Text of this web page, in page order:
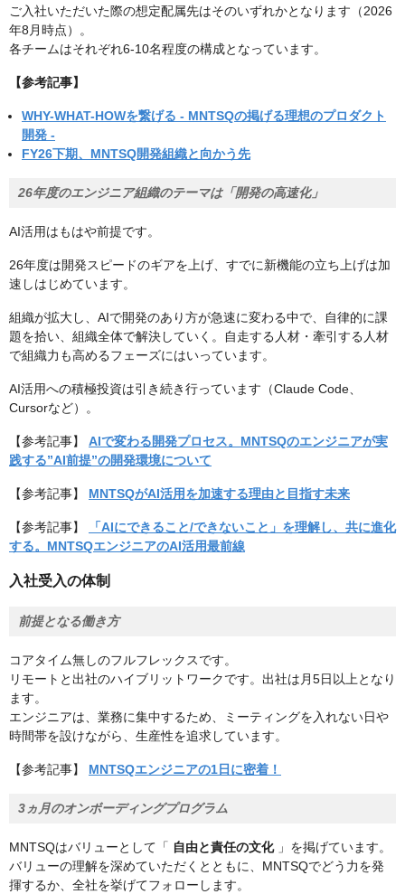
ご入社いただいた際の想定配属先はそのいずれかとなります（2026
年8月時点）。
各チームはそれぞれ6-10名程度の構成となっています。
【参考記事】
WHY-WHAT-HOWを繋げる - MNTSQの掲げる理想のプロダクト
開発 -
FY26下期、MNTSQ開発組織と向かう先
26年度のエンジニア組織のテーマは「開発の高速化」
AI活用はもはや前提です。
26年度は開発スピードのギアを上げ、すでに新機能の立ち上げは加
速しはじめています。
組織が拡大し、AIで開発のあり方が急速に変わる中で、自律的に課
題を拾い、組織全体で解決していく。自走する人材・牽引する人材
で組織力も高めるフェーズにはいっています。
AI活用への積極投資は引き続き行っています（Claude Code、
Cursorなど）。
【参考記事】 AIで変わる開発プロセス。MNTSQのエンジニアが実
践する”AI前提”の開発環境について
【参考記事】 MNTSQがAI活用を加速する理由と目指す未来
【参考記事】
「AIにできること/できないこと」を理解し、共に進化
する。MNTSQエンジニアのAI活用最前線
入社受入の体制
前提となる働き方
コアタイム無しのフルフレックスです。
リモートと出社のハイブリットワークです。出社は月5日以上となり
ます。
エンジニアは、業務に集中するため、ミーティングを入れない日や
時間帯を設けながら、生産性を追求しています。
【参考記事】 MNTSQエンジニアの1日に密着！
3ヵ月のオンボーディングプログラム
MNTSQはバリューとして「 自由と責任の文化」を掲げています。
バリューの理解を深めていただくとともに、MNTSQでどう力を発
揮するか、全社を挙げてフォローします。